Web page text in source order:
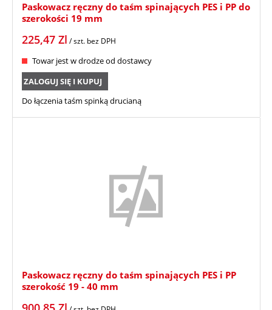
Paskowacz ręczny do taśm spinających PES i PP do
szerokości 19 mm
225,47 Zl / szt. bez DPH
Towar jest w drodze od dostawcy
ZALOGUJ SIĘ I KUPUJ
Do łączenia taśm spinką drucianą
Paskowacz ręczny do taśm spinających PES i PP
szerokość 19 - 40 mm